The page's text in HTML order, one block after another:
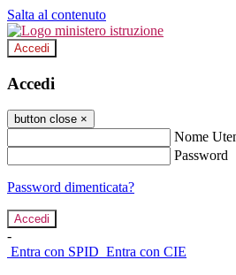
Salta al contenuto
Accedi
Accedi
button close ×
Nome
Password
Password dimenticata?
-
Entra con SPID Entra con CIE